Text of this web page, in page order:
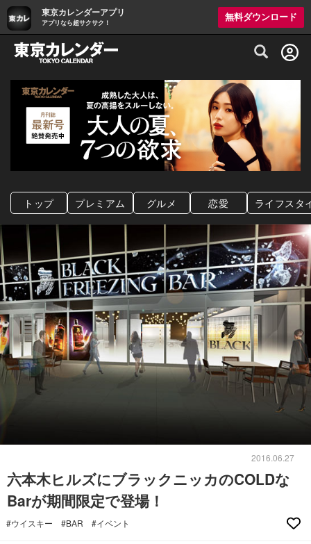
東京カレンダーアプリ
アプリなら超サクサク！
無料ダウンロード
グルメ情報・プレミアムレストラン予約
トップ プレミアム グルメ 恋愛 ライフスタ
2016.06.27
六本木ヒルズにブラックニッカのCOLDな
Barが期間限定で登場！
#ウイスキー #BAR #イベント